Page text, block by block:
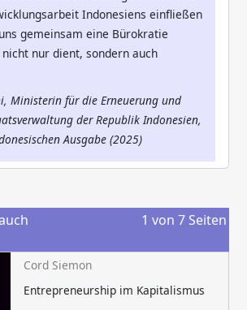
Indonesiens einfließen
gemeinsam eine Bürokratie
nur dient, sondern auch
Ministerin für die Erneuerung und
der Republik Indonesien,
Ausgabe (2025)
1 von 7 Seiten
Cord Siemon
Entrepreneurship im Kapitalismus